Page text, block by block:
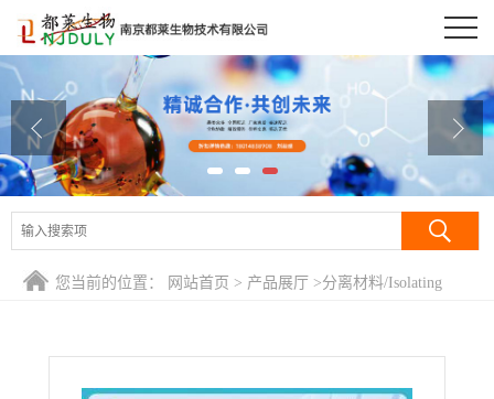
公司首页
公司介绍
公司动态
产品展厅
证书荣誉
您当前的位置： 网站首页 > 产品展厅 >分离材料/Isolating